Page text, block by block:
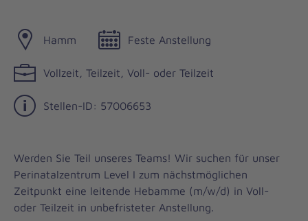
Hamm Feste Anstellung
Vollzeit, Teilzeit, Voll- oder Teilzeit
Stellen-ID: 57006653
Werden Sie Teil unseres Teams! Wir suchen für unser
Perinatalzentrum Level I zum nächstmöglichen
Zeitpunkt eine leitende Hebamme (m/w/d) in Voll-
oder Teilzeit in unbefristeter Anstellung.